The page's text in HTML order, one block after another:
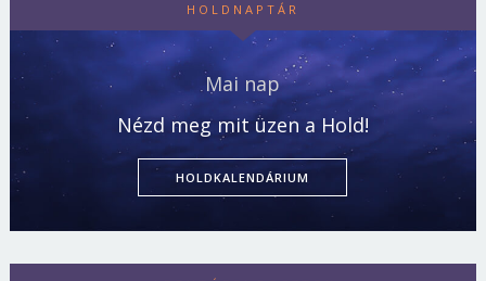
HOLDNAPTÁR
Mai nap
Nézd meg mit üzen a Hold!
HOLDKALENDÁRIUM